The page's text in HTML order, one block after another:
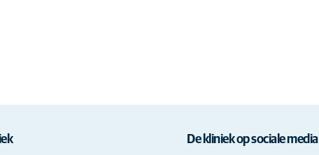
De kliniek op sociale media